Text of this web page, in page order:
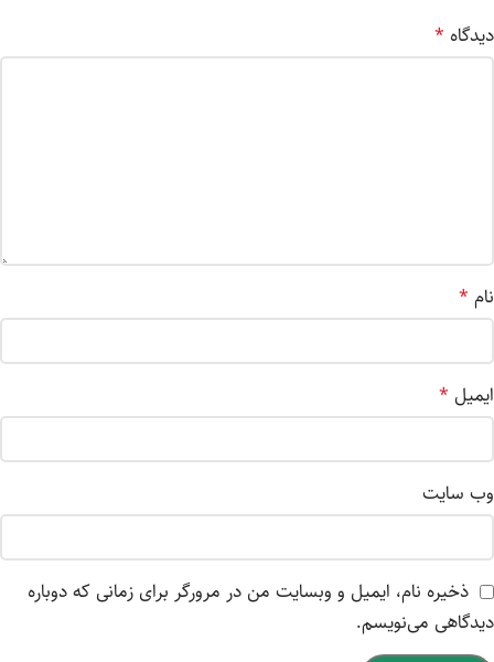
دیدگاه *
نام *
ایمیل *
وب‌ سایت
ذخیره نام، ایمیل و وبسایت من در مرورگر برای زمانی که دوباره
دیدگاهی می‌نویسم.